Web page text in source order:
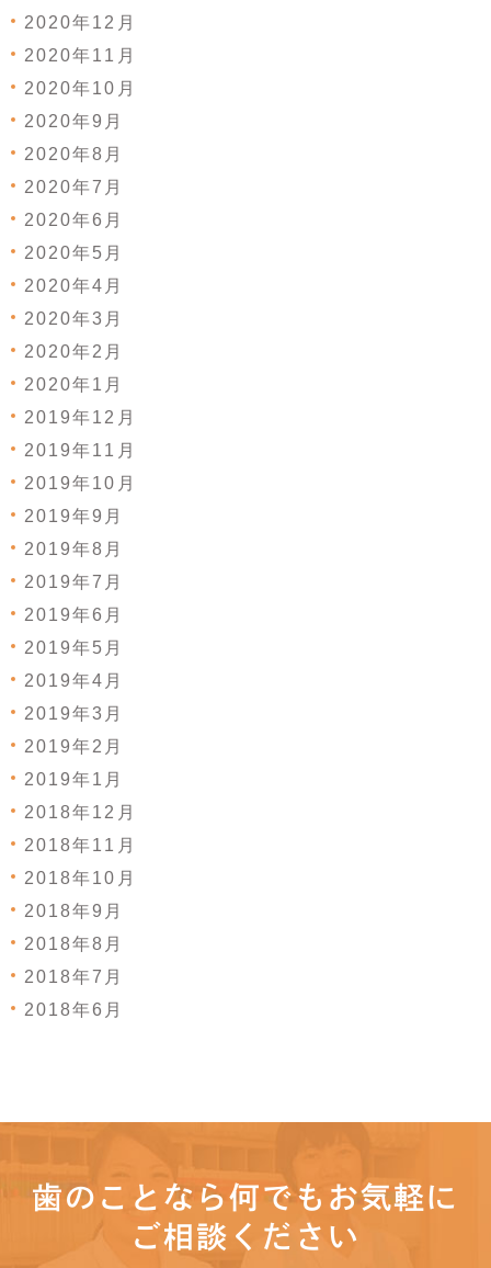
2020年12月
2020年11月
2020年10月
2020年9月
2020年8月
2020年7月
2020年6月
2020年5月
2020年4月
2020年3月
2020年2月
2020年1月
2019年12月
2019年11月
2019年10月
2019年9月
2019年8月
2019年7月
2019年6月
2019年5月
2019年4月
2019年3月
2019年2月
2019年1月
2018年12月
2018年11月
2018年10月
2018年9月
2018年8月
2018年7月
2018年6月
歯のことなら何でもお気軽に
ご相談ください